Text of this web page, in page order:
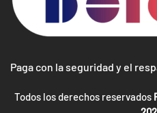
Paga con la seguridad y el
Todos los derechos reservados